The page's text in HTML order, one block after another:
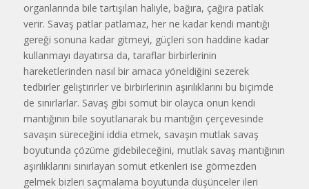
organlarında bile tartışılan haliyle, bağıra, çağıra patlak
verir. Savaş patlar patlamaz, her ne kadar kendi mantığı
gereği sonuna kadar gitmeyi, güçleri son haddine kadar
kullanmayı dayatırsa da, taraflar birbirlerinin
hareketlerinden nasıl bir amaca yöneldiğini sezerek
tedbirler geliştirirler ve birbirlerinin aşırılıklarını bu biçimde
de sınırlarlar. Savaş gibi somut bir olayca onun kendi
mantığının bile soyutlanarak bu mantığın çerçevesinde
savaşın süreceğini iddia etmek, savaşın mutlak savaş
boyutunda çözüme gidebileceğini, mutlak savaş mantığının
aşırılıklarını sınırlayan somut etkenleri ise görmezden
gelmek bizleri saçmalama boyutunda düşünceler ileri